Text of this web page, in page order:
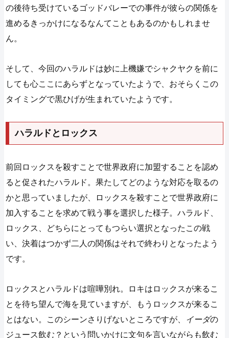
の後待ち受けているゴッドバレーでの事件が彼らの関係を
進めるきっかけになるなんてこともあるのかもしれませ
ん。
そして、今回のハラルドは妙に上機嫌でシャクヤクを前に
しても心ここにあらずとなっていたようで、おそらくこの
タイミングで黒ひげが生まれていたようです。
ハラルドとロックス
前回ロックスを殺すことで世界政府に加盟することを認め
ると促されたハラルド。果たしてどのような対応を取るの
かと思っていましたが、ロックスを殺すことで世界政府に
加入することを求めて戦う事を選択した様子。ハラルド、
ロックス、どちらにとってもつらい選択となったこの戦
い、決着はつかず二人の関係はそれで終わりとなったよう
です。
ロックスとハラルドは喧嘩別れ。ロキはロックスが来るこ
とを待ち望んで海を見ていますが、もうロックスが来るこ
とはない。このシーンさりげないところですが、
イーダの
ジュース飲む？という問いかけに文句を言いながらも飲む